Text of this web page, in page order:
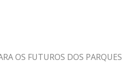
OS FUTUROS DOS PARQUES